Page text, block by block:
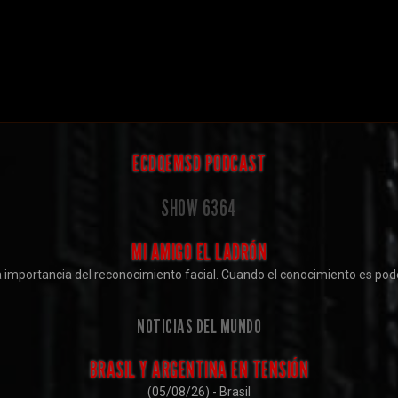
ECDQEMSD PODCAST
SHOW 6364
MI AMIGO EL LADRÓN
importancia del reconocimiento facial. Cuando el conocimiento es
NOTICIAS DEL MUNDO
BRASIL Y ARGENTINA EN TENSIÓN
(05/08/26) - Brasil